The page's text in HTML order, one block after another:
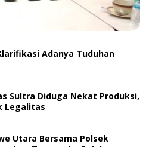
Adanya Tuduhan
Sultra Diduga Nekat Produksi,
Legalitas
Utara Bersama Polsek